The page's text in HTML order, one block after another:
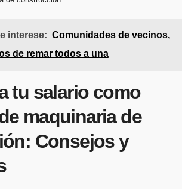
interese: Comunidades de vecinos,
de remar todos a una
tu salario como
maquinaria de
Consejos y